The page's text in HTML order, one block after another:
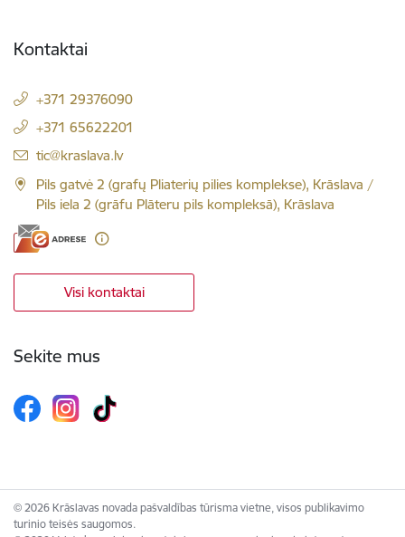
Kontaktai
+371 29376090
+371 65622201
El. paštas:
tic@kraslava.lv
Pils gatvė 2 (grafų Pliaterių pilies komplekse), Krāslava /
Pils iela 2 (grāfu Plāteru pils kompleksā), Krāslava
Visi kontaktai
Sekite mus
© 2026 Krāslavas novada pašvaldības tūrisma vietne, visos publikavimo
turinio teisės saugomos.